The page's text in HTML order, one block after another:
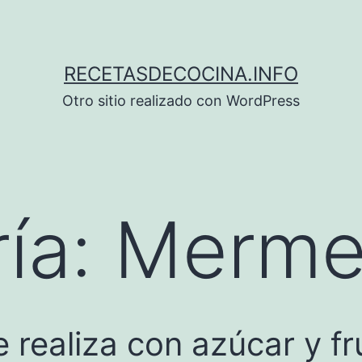
RECETASDECOCINA.INFO
Otro sitio realizado con WordPress
realiza con azúcar y